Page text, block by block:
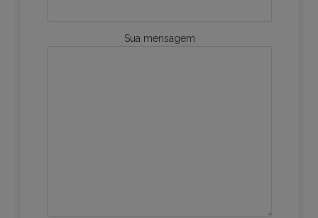
Sua mensagem